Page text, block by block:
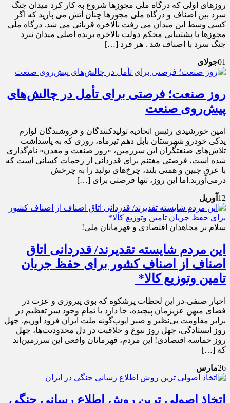
روزهای اولی که درگاه ملی مجوزها شروع به کار کرد میدان جنگ
سرد بین اصناف و درگاه ملی مجوزها چنان آتش می بارید که اگر
کسی وسط این میدان می رفت بالاخره قربانی می شد. درگاه ملی
مجوزها با پشتیبانی محکم دولت بالاخره برنده اصلی میدان نبرد
جنگ سرد با اصناف شد . هر فرد […]
01جولای
روز صنعت؛ فرصتی برای تأمل در چالش‌های
پیش‌روی صنعت
امین خورشیدی رئیس اتحادیه تولیدکنندگان و فروشندگان لوازم
یدکی خودرو شهرستان بابل دهم تیرماه، روزی که به پاسداشت
تلاش‌های صنعتگران این سرزمین، «روز صنعت و معدن» نام‌گذاری
شده است، فرصتی مغتنم برای قدردانی از زحمات کسانی است که
با عرق جبین و همتی بلند، چرخ‌های تولید را به چرخش
درمی‌آورند.اما این روز، تنها فرصتی برای […]
12 آوریل
سلام بر مجاهدان اقتصادی و قهرمانان ملی!
این مردم شایسته تقدیرند/ قدردانی اتاق
اصناف از اصناف کشور برای حفظ جریان
تامین وتوزیع کالا* ‌
اخبار صنفی-در این لحظات پرشکوه که بوی پیروزی و عزت در
فضای میهن عزیزمان پیچیده، جا دارد با تمام وجود سر تعظیم در
برابر مقاومت بی‌نظیر و صبر ایوب‌گونه ملت ایران فرود آوریم. چهل
روز ایستادگی، چهل روز نبوغ و خلاقیت در دل محدودیت‌ها، چهل
روز حماسه اقتصادی! این مردم، قهرمانان واقعی این سرزمین‌اند
که […]
26مارس
اتخاذ اصولی ترین روش اطلاع رسانی جنگی